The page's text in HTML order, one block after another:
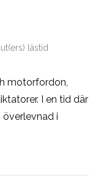
lästid
motorfordon,
I en tid där
i